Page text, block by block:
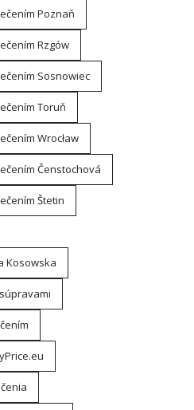
Poznaň
Rzgów
Sosnowiec
Toruň
Wrocław
Čenstochová
Štetin
Kosowska